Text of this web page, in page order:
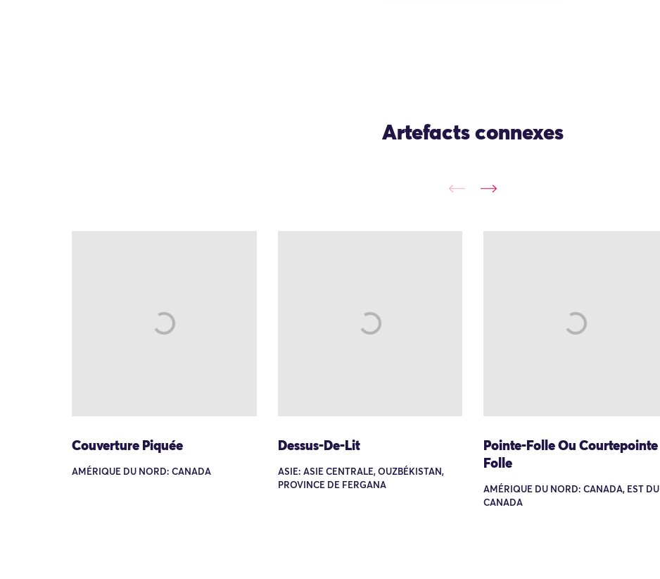
Artefacts connexes
Couverture Piquée
AMÉRIQUE DU NORD: CANADA
Dessus-De-Lit
ASIE: ASIE CENTRALE, OUZBÉKISTAN,
PROVINCE DE FERGANA
Pointe-Folle Ou Courtepointe
Folle
AMÉRIQUE DU NORD: CANADA, EST DU
CANADA